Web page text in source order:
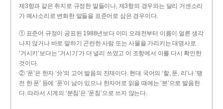
제3항과 같은 취지로 규정한 말들이나, 제3항의 경우와는 달리 거센소리
가 예사소리로 변화한 말들을 표준어로 삼은 경우이다.
① 표준어 규정이 공표된 1988년보다 이미 오래전부터 이름이 얼른 생각
나지 않거나 바로 말하기 곤란한 사람 또는 사물을 가리키는 대명사로
‘거시키’보다는 ‘거시기’가 더 널리 쓰였고 이 조항에서 이를 다시 확인한
것이다.
② ‘푼’은 한자 ‘分’의 고어 발음의 잔재이다. 현대 국어의 ‘할, 푼, 리’나 ‘땡
전 한 푼’ 등에 ‘푼’이 남아 있으나 한자어로 읽을 때에는 ‘분’으로 발음한
다. 따라서 시계의 ‘분침’은 ‘푼침’으로 쓰지 않는다.